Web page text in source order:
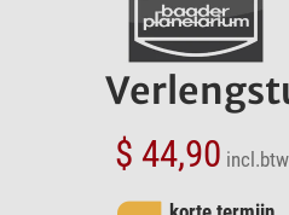
$ 44,90 incl.btw